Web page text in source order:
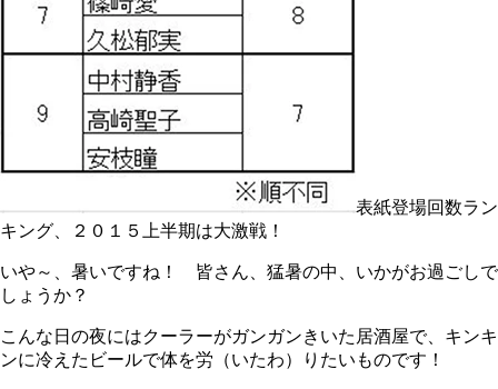
表紙登場回数ラン
キング、２０１５上半期は大激戦！
いや～、暑いですね！ 皆さん、猛暑の中、いかがお過ごしで
しょうか？
こんな日の夜にはクーラーがガンガンきいた居酒屋で、キンキ
ンに冷えたビールで体を労（いたわ）りたいものです！